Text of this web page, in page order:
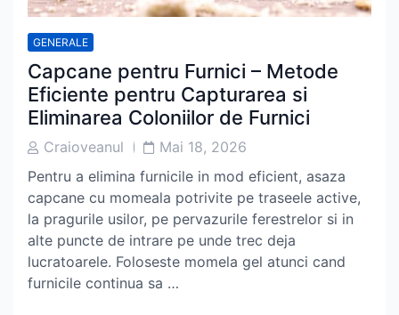
GENERALE
Capcane pentru Furnici – Metode
Eficiente pentru Capturarea si
Eliminarea Coloniilor de Furnici
PostCraioveanul
PostMai 18, 2026
Pentru a elimina furnicile in mod eficient, asaza
capcane cu momeala potrivite pe traseele active,
la pragurile usilor, pe pervazurile ferestrelor si in
alte puncte de intrare pe unde trec deja
lucratoarele. Foloseste momela gel atunci cand
furnicile continua sa …